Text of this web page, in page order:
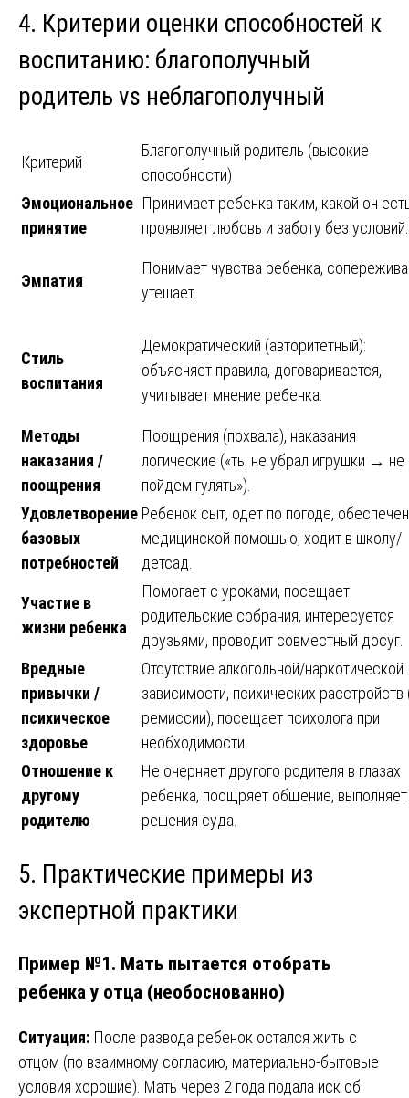
4. Критерии оценки способностей к
воспитанию: благополучный
родитель vs неблагополучный
Критерий
Благополучный родитель (высокие
способности)
Эмоциональное
принятие
Принимает ребенка таким, какой он
проявляет любовь и заботу без условий.
Эмпатия
Понимает чувства ребенка,
утешает.
Стиль
воспитания
Демократический (авторитетный):
объясняет правила, договаривается,
учитывает мнение ребенка.
Методы
наказания /
поощрения
Поощрения (похвала), наказания
логические («ты не убрал игрушки → не
пойдем гулять»).
Удовлетворение
базовых
потребностей
Ребенок сыт, одет по погоде, обеспечен
медицинской помощью, ходит в школу/
детсад.
Участие в
жизни ребенка
Помогает с уроками, посещает
родительские собрания, интересуется
друзьями, проводит совместный досуг.
Вредные
привычки /
психическое
здоровье
Отсутствие алкогольной/наркотической
зависимости, психических расстройств
ремиссии), посещает психолога при
необходимости.
Отношение к
другому
родителю
Не очерняет другого родителя в глазах
ребенка, поощряет общение, выполняет
решения суда.
5. Практические примеры из
экспертной практики
Пример №1. Мать пытается отобрать
ребенка у отца (необоснованно)
Ситуация: После развода ребенок остался жить с
отцом (по взаимному согласию, материально-бытовые
условия хорошие). Мать через 2 года подала иск об